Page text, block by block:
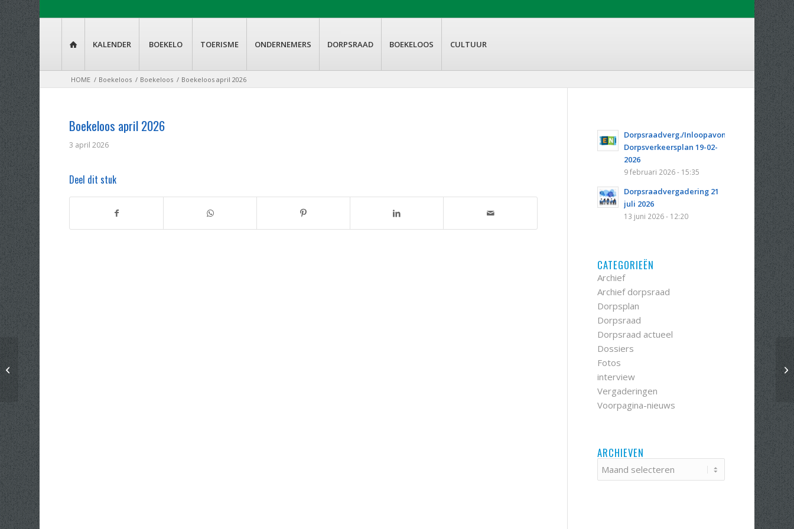
 KALENDER BOEKELO TOERISME ONDERNEMERS DORPSRAAD BOEKELOOS CULTUUR
HOME / Boekeloos / Boekeloos / Boekeloos april 2026
Boekeloos april 2026
3 april 2026
Deel dit stuk
Dorpsraadverg./Inloopavond
Dorpsverkeersplan 19-02-
2026
9 februari 2026 - 15:35
Dorpsraadvergadering 21
juli 2026
13 juni 2026 - 12:20
CATEGORIEËN
Archief
Archief dorpsraad
Dorpsplan
Dorpsraad
Dorpsraad actueel
Dossiers
Fotos
interview
Vergaderingen
Voorpagina-nieuws
ARCHIEVEN